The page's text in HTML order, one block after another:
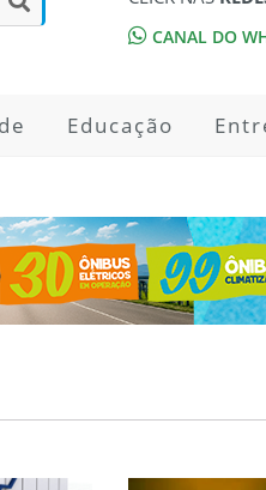
CANAL DO
Educação